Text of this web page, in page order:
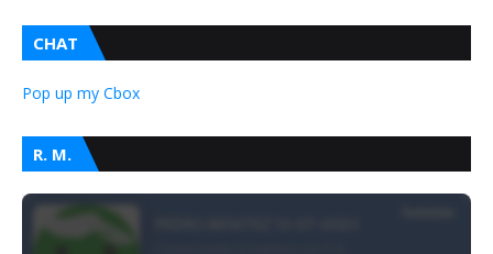
CHAT
Pop up my Cbox
R. M.